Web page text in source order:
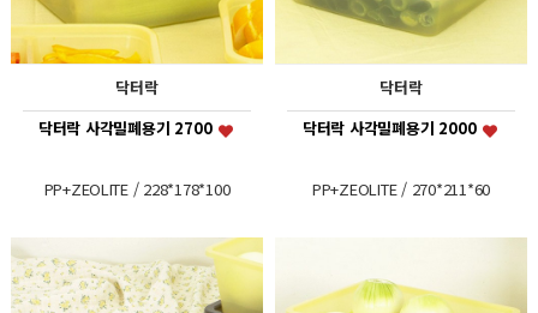
닥터락
닥터락 사각밀폐용기 2700
PP+ZEOLITE / 228*178*100
닥터락
닥터락 사각밀폐용기 2000
PP+ZEOLITE / 270*211*60